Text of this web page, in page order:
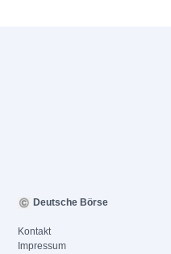
Deutsche Börse
Kontakt
Impressum